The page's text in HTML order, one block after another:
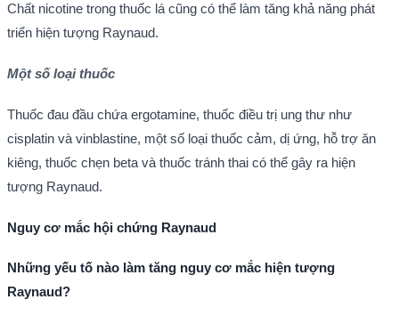
Chất nicotine trong thuốc lá cũng có thể làm tăng khả năng phát
triển hiện tượng Raynaud.
Một số loại thuốc
Thuốc đau đầu chứa ergotamine, thuốc điều trị ung thư như
cisplatin và vinblastine, một số loại thuốc cảm, dị ứng, hỗ trợ ăn
kiêng, thuốc chẹn beta và thuốc tránh thai có thể gây ra hiện
tượng Raynaud.
Nguy cơ mắc hội chứng Raynaud
Những yếu tố nào làm tăng nguy cơ mắc hiện tượng
Raynaud?